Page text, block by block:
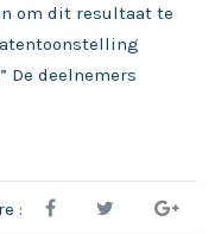
om dit resultaat te
De deelnemers
: